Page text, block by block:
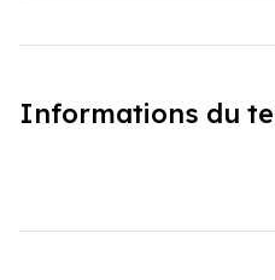
Informations du